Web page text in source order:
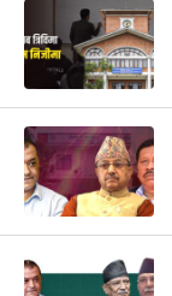
३
मंगल
महानवमी
कार्तिक ३,
४
बुध कार्तिक ४,
५
बिहि कार्तिक ५,
२२ कुकुर